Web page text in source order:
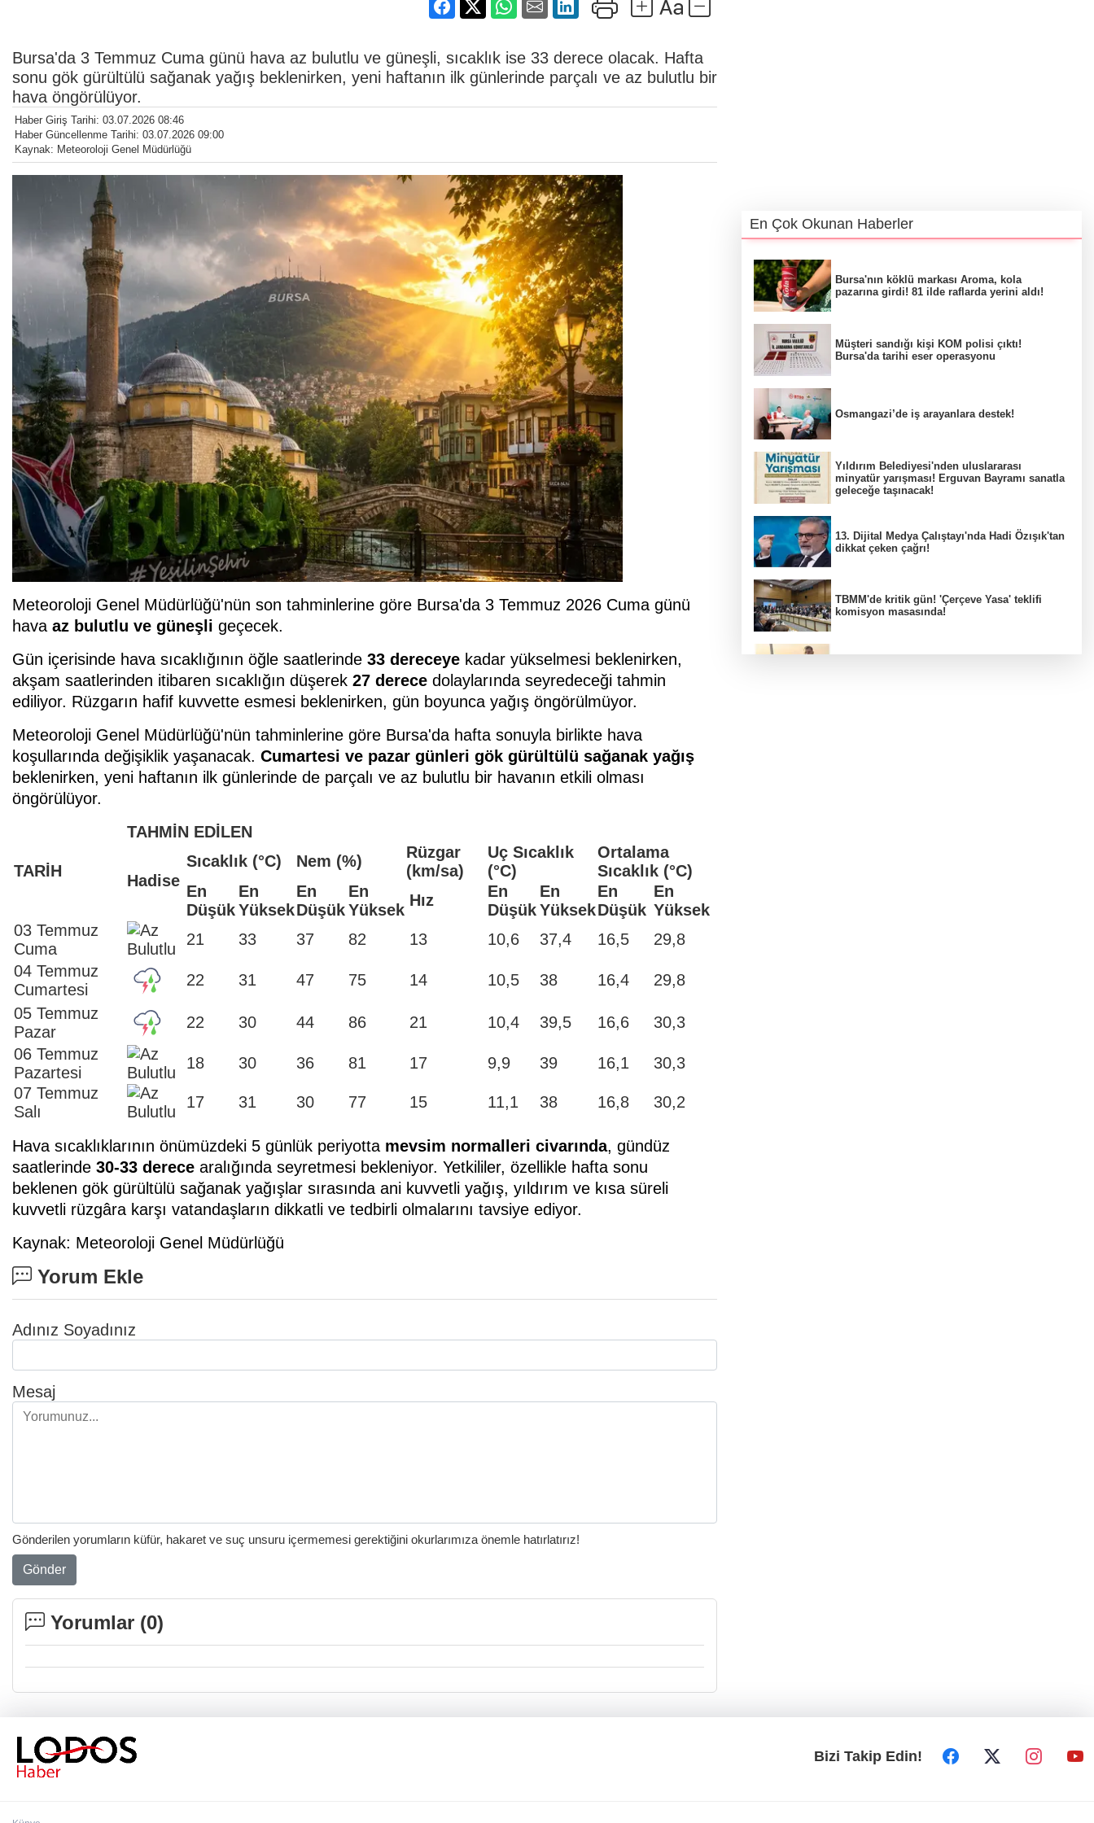
Bursa'da 3 Temmuz Cuma günü hava az bulutlu ve güneşli, sıcaklık ise 33 derece olacak. Hafta
sonu gök gürültülü sağanak yağış beklenirken, yeni haftanın ilk günlerinde parçalı ve az bulutlu bir
hava öngörülüyor.
Haber Giriş Tarihi: 03.07.2026 08:46
Haber Güncellenme Tarihi: 03.07.2026 09:00
Kaynak: Meteoroloji Genel Müdürlüğü
Meteoroloji Genel Müdürlüğü'nün son tahminlerine göre Bursa'da 3 Temmuz 2026 Cuma günü
hava az bulutlu ve güneşli geçecek.
Gün içerisinde hava sıcaklığının öğle saatlerinde 33 dereceye kadar yükselmesi beklenirken,
akşam saatlerinden itibaren sıcaklığın düşerek 27 derece dolaylarında seyredeceği tahmin
ediliyor. Rüzgarın hafif kuvvette esmesi beklenirken, gün boyunca yağış öngörülmüyor.
Meteoroloji Genel Müdürlüğü'nün tahminlerine göre Bursa'da hafta sonuyla birlikte hava
koşullarında değişiklik yaşanacak. Cumartesi ve pazar günleri gök gürültülü sağanak yağış
beklenirken, yeni haftanın ilk günlerinde de parçalı ve az bulutlu bir havanın etkili olması
öngörülüyor.
TARİH
TAHMİN EDİLEN
Hadise
Sıcaklık (°C) Nem (%)
Rüzgar
(km/sa)
Uç Sıcaklık
(°C)
Ortalama
Sıcaklık (°C)
En
Düşük
En
Yüksek
En
Düşük
En
Yüksek
Hız
En
Düşük
En
Yüksek
En
Düşük
En
Yüksek
03 Temmuz
Cuma
21 33 37 82 13 10,6 37,4 16,5
29,8
04 Temmuz
Cumartesi
22 31 47 75 14 10,5 38 16,4
29,8
05 Temmuz
Pazar
22 30 44 86 21 10,4 39,5 16,6
30,3
06 Temmuz
Pazartesi
18 30 36 81 17 9,9 39 16,1
30,3
07 Temmuz
Salı
17 31 30 77 15 11,1 38 16,8 30,2
Hava sıcaklıklarının önümüzdeki 5 günlük periyotta mevsim normalleri civarında, gündüz
saatlerinde 30-33 derece aralığında seyretmesi bekleniyor. Yetkililer, özellikle hafta sonu
beklenen gök gürültülü sağanak yağışlar sırasında ani kuvvetli yağış, yıldırım ve kısa süreli
kuvvetli rüzgâra karşı vatandaşların dikkatli ve tedbirli olmalarını tavsiye ediyor.
Kaynak: Meteoroloji Genel Müdürlüğü
Yorum Ekle
Adınız Soyadınız
Mesaj
Gönderilen yorumların küfür, hakaret ve suç unsuru içermemesi gerektiğini okurlarımıza önemle hatırlatırız!
Gönder
Yorumlar (0)
En Çok Okunan Haberler
Bursa'nın köklü markası Aroma, kola
pazarına girdi! 81 ilde raflarda yerini aldı!
Müşteri sandığı kişi KOM polisi çıktı!
Bursa'da tarihi eser operasyonu
Osmangazi’de iş arayanlara destek!
Yıldırım Belediyesi'nden uluslararası
minyatür yarışması! Erguvan Bayramı sanatla
geleceğe taşınacak!
13. Dijital Medya Çalıştayı'nda Hadi Özışık'tan
dikkat çeken çağrı!
TBMM'de kritik gün! 'Çerçeve Yasa' teklifi
komisyon masasında!
Bizi Takip Edin!